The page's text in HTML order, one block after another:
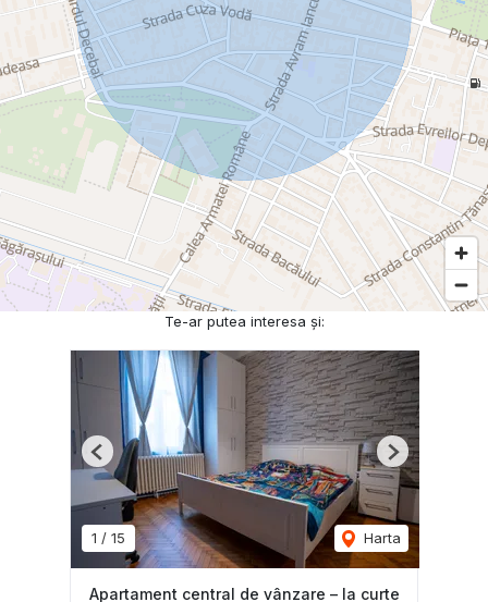
Te-ar putea interesa și:
1 / 15 Harta
Previous Next
Apartament central de vânzare – la curte